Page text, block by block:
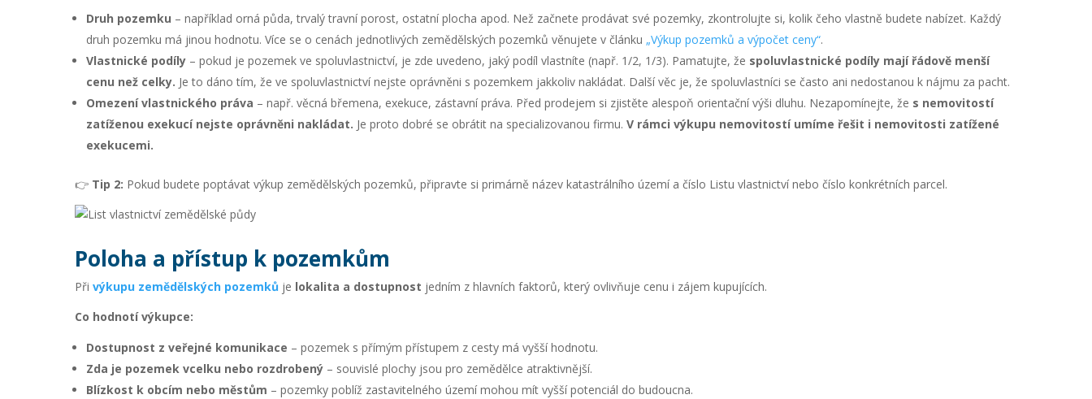
Druh pozemku – například orná půda, trvalý travní porost, ostatní plocha apod. Než začnete prodávat své pozemky, zkontrolujte si, kolik čeho vlastně budete nabízet. Každý
druh pozemku má jinou hodnotu. Více se o cenách jednotlivých zemědělských pozemků věnujete v článku „Výkup pozemků a výpočet ceny“.
Vlastnické podíly – pokud je pozemek ve spoluvlastnictví, je zde uvedeno, jaký podíl vlastníte (např. 1/2, 1/3). Pamatujte, že spoluvlastnické podíly mají řádově menší
cenu než celky. Je to dáno tím, že ve spoluvlastnictví nejste oprávněni s pozemkem jakkoliv nakládat. Další věc je, že spoluvlastníci se často ani nedostanou k nájmu za pacht.
Omezení vlastnického práva – např. věcná břemena, exekuce, zástavní práva. Před prodejem si zjistěte alespoň orientační výši dluhu. Nezapomínejte, že s nemovitostí
zatíženou exekucí nejste oprávněni nakládat. Je proto dobré se obrátit na specializovanou firmu. V rámci výkupu nemovitostí umíme řešit i nemovitosti zatížené
exekucemi.
👉 Tip 2: Pokud budete poptávat výkup zemědělských pozemků, připravte si primárně název katastrálního území a číslo Listu vlastnictví nebo číslo konkrétních parcel.
Poloha a přístup k pozemkům
Při výkupu zemědělských pozemků je lokalita a dostupnost jedním z hlavních faktorů, který ovlivňuje cenu i zájem kupujících.
Co hodnotí výkupce:
Dostupnost z veřejné komunikace – pozemek s přímým přístupem z cesty má vyšší hodnotu.
Zda je pozemek vcelku nebo rozdrobený – souvislé plochy jsou pro zemědělce atraktivnější.
Blízkost k obcím nebo městům – pozemky poblíž zastavitelného území mohou mít vyšší potenciál do budoucna.